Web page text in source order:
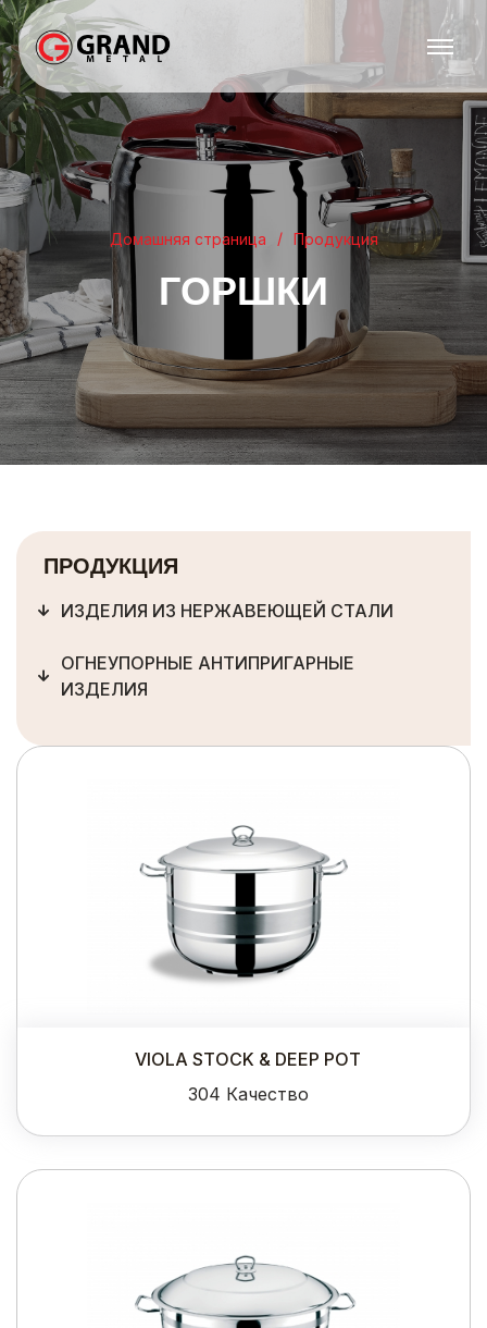
Домашняя страница Продукция
ГОРШКИ
ПРОДУКЦИЯ
ИЗДЕЛИЯ ИЗ НЕРЖАВЕЮЩЕЙ СТАЛИ
ОГНЕУПОРНЫЕ АНТИПРИГАРНЫЕ
ИЗДЕЛИЯ
VIOLA STOCK & DEEP POT
304 Качество